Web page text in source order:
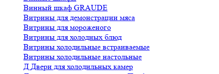
Винный шкаф GRAUDE
Витрины для демонстрации мяса
Витрины для мороженого
Витрины для холодных блюд
Витрины холодильные встраиваемые
Витрины холодильные настольные
Д Двери для холодильных камер